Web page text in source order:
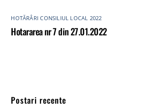
HOTĂRÂRI CONSILIUL LOCAL 2022
Hotararea nr 7 din 27.01.2022
Postari recente